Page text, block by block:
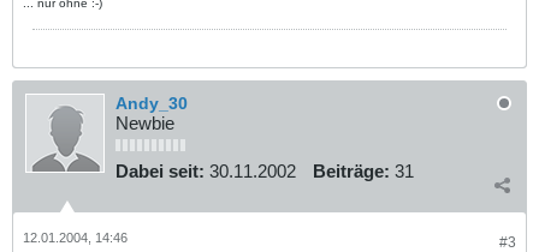
Andy_30
Newbie
Dabei seit: 30.11.2002 Beiträge: 31
#3
12.01.2004, 14:46